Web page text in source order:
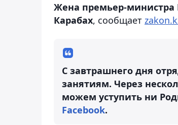
Жена премьер-министра
Карабах, сообщает
С завтрашнего дня
занятиям. Через
можем уступить ни
Facebook.